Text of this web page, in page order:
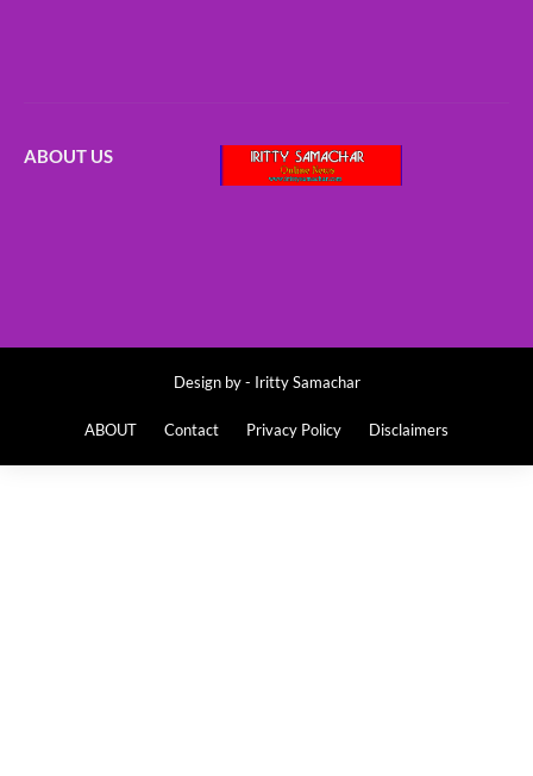
ABOUT US
Design by - Iritty Samachar
ABOUT Contact Privacy Policy Disclaimers